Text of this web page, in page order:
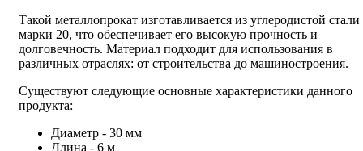
Такой металлопрокат изготавливается из углеродистой стали
марки 20, что обеспечивает его высокую прочность и
долговечность. Материал подходит для использования в
различных отраслях: от строительства до машиностроения.
Существуют следующие основные характеристики данного
продукта:
Диаметр - 30 мм
Длина - 6 м